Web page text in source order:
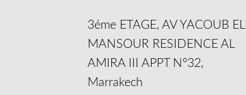
3éme ETAGE, AV YACOUB EL
MANSOUR RESIDENCE AL
AMIRA III APPT N°32,
Marrakech